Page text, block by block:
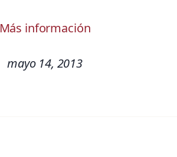
Más información
mayo 14, 2013